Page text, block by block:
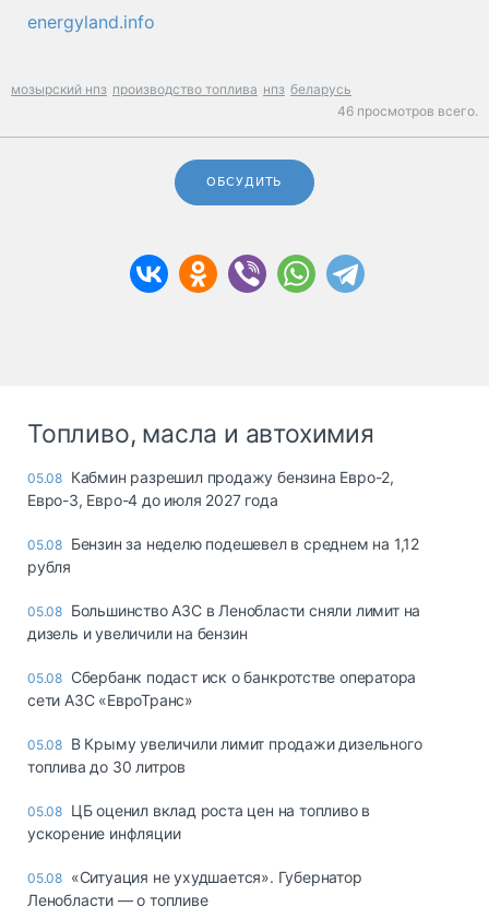
energyland.info
мозырский нпз производство топлива нпз беларусь
46 просмотров всего.
ОБСУДИТЬ
Топливо, масла и автохимия
05.08 Кабмин разрешил продажу бензина Евро-2,
Евро-3, Евро-4 до июля 2027 года
05.08 Бензин за неделю подешевел в среднем на 1,12
рубля
05.08 Большинство АЗС в Ленобласти сняли лимит на
дизель и увеличили на бензин
05.08 Сбербанк подаст иск о банкротстве оператора
сети АЗС «ЕвроТранс»
05.08 В Крыму увеличили лимит продажи дизельного
топлива до 30 литров
05.08 ЦБ оценил вклад роста цен на топливо в
ускорение инфляции
05.08 «Ситуация не ухудшается». Губернатор
Ленобласти — о топливе